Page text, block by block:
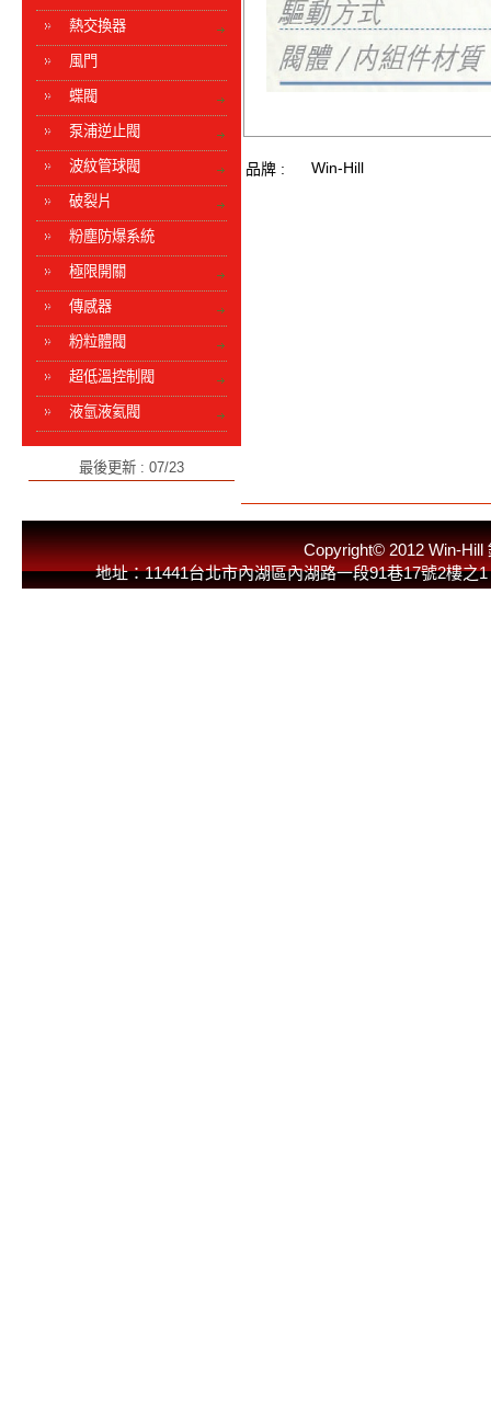
熱交換器
風門
蝶閥
泵浦逆止閥
波紋管球閥
破裂片
粉塵防爆系統
極限開關
傳感器
粉粒體閥
超低溫控制閥
液氫液氦閥
最後更新 : 07/23
品牌 : Win-Hill
Copyright© 2012 Win-
地址：11441台北市內湖區內湖路一段91巷17號2樓